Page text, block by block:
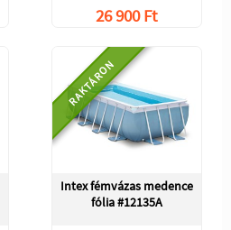
26 900 Ft
RAKTÁRON
Intex fémvázas medence
fólia #12135A